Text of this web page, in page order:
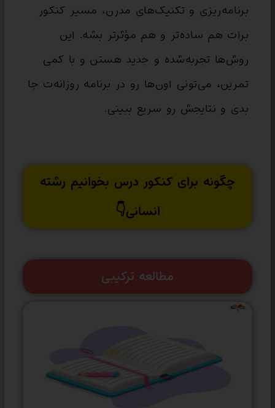
برنامه‌ریزی و تکنیک‌های مدرن، مسیر کنکور
برات هم ساده‌تر و هم مؤثرتر بشه. این
روش‌ها تجربه‌شده و جدید هستن و با کمی
تمرین، می‌تونی اون‌ها رو در برنامه روزانه‌ت جا
بدی و نتایجش رو سریع ببینی.
چگونه برای کنکور درس بخوانیم رشته
انسانی👇
مطالعه ترکیبی